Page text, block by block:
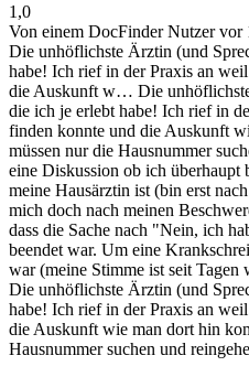
1,0
Von einem DocFinder Nutzervor
Die unhöflichste Ärztin (und
habe! Ich rief in der Praxis an
die Auskunft w… Die
die ich je erlebt habe! Ich rief in
finden konnte und die Auskunft
müssen nur die Hausnummer
eine Diskussion ob ich überhaupt
meine Hausärztin ist (bin erst
mich doch nach meinen
dass die Sache nach "Nein, ich
beendet war. Um eine
war (meine Stimme ist seit
Die unhöflichste Ärztin (und
habe! Ich rief in der Praxis an
die Auskunft wie man dort hin
Hausnummer suchen und